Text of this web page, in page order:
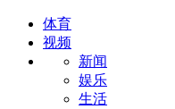
体育
视频
新闻
娱乐
生活